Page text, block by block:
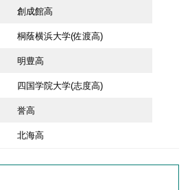
創成館高
桐蔭横浜大学(佐渡高)
明豊高
四国学院大学(志度高)
誉高
北海高